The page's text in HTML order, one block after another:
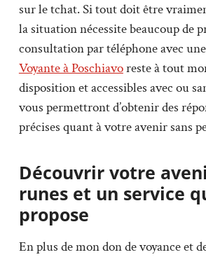
sur le tchat. Si tout doit être
la situation nécessite beaucoup de
consultation par téléphone avec une
Voyante à Poschiavoreste à tout
disposition et accessibles avec ou
vous permettront d’obtenir des
précises quant à votre avenir sans
Découvrir votre
runes et un service
propose
En plus de mon don de voyance et